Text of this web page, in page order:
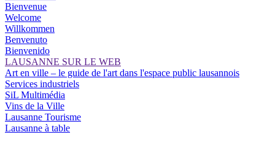
Bienvenue
Welcome
Willkommen
Benvenuto
Bienvenido
LAUSANNE SUR LE WEB
Art en ville – le guide de l'art dans l'espace public lausannois
Services industriels
SiL Multimédia
Vins de la Ville
Lausanne Tourisme
Lausanne à table